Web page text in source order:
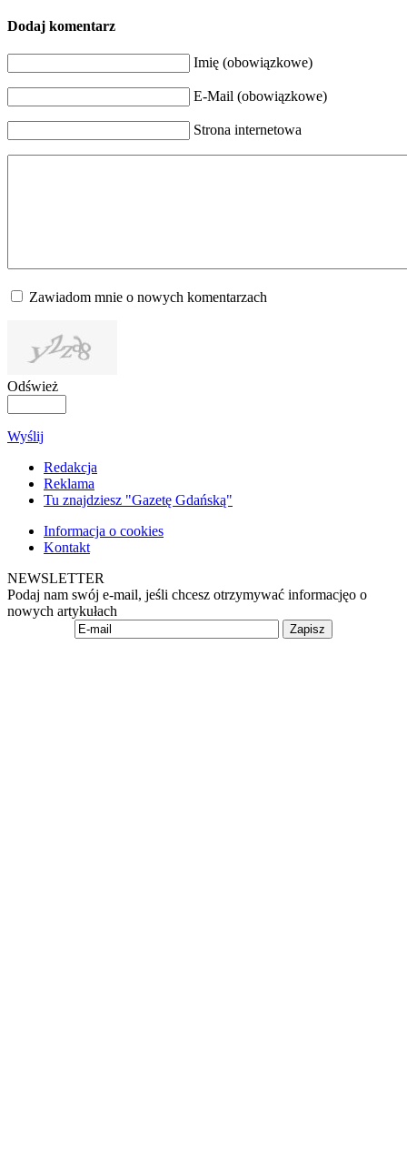
Dodaj komentarz
Imię (obowiązkowe)
E-Mail (obowiązkowe)
Strona internetowa
Zawiadom mnie o nowych komentarzach
Odśwież
Wyślij
Redakcja
Reklama
Tu znajdziesz "Gazetę Gdańską"
Informacja o cookies
Kontakt
NEWSLETTER
Podaj nam swój e-mail, jeśli chcesz otrzymywać informacjęo o
nowych artykułach
Zapisz